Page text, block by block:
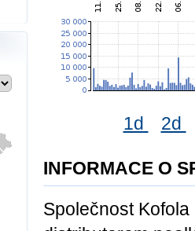
1d 2d
INFORMACE O
Společnost